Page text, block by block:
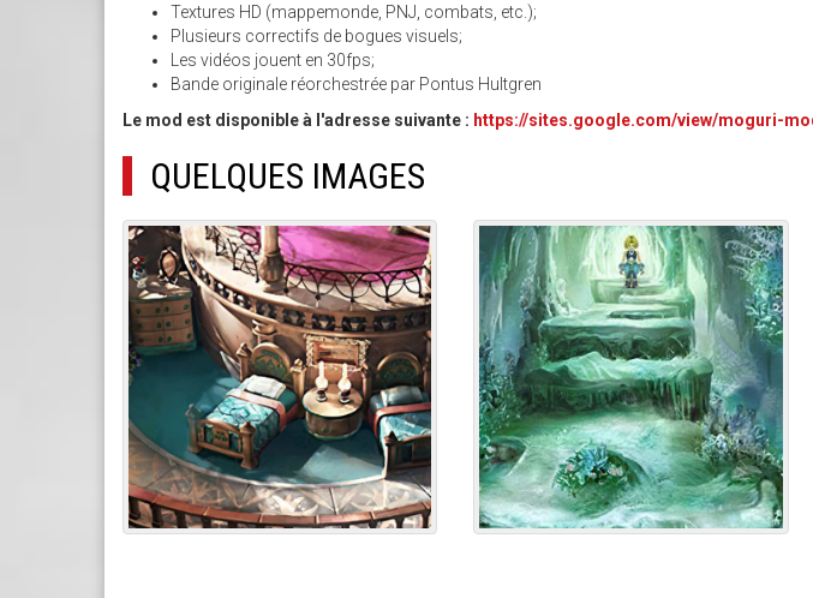
Textures HD (mappemonde, PNJ, combats, etc.);
Plusieurs correctifs de bogues visuels;
Les vidéos jouent en 30fps;
Bande originale réorchestrée par Pontus Hultgren
Le mod est disponible à l'adresse suivante : https://sites.google.com/view/moguri-
QUELQUES IMAGES
MOGURI_DEMO_1.JPG
MOGURI_DEMO_2.JPG